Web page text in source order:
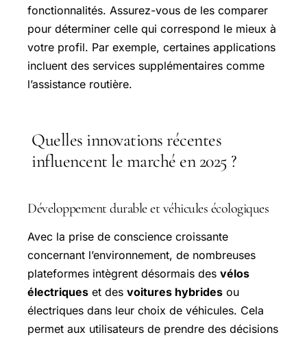
fonctionnalités. Assurez-vous de les comparer
pour déterminer celle qui correspond le mieux à
votre profil. Par exemple, certaines applications
incluent des services supplémentaires comme
l’assistance routière.
Quelles innovations récentes
influencent le marché en 2025 ?
Développement durable et véhicules écologiques
Avec la prise de conscience croissante
concernant l’environnement, de nombreuses
plateformes intègrent désormais des vélos
électriques et des voitures hybrides ou
électriques dans leur choix de véhicules. Cela
permet aux utilisateurs de prendre des décisions